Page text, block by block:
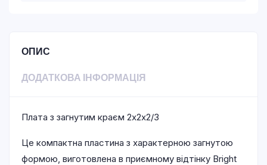
ОПИС
ДОДАТКОВА ІНФОРМАЦІЯ
Плата з загнутим краєм 2х2х2/3
Це компактна пластина з характерною загнутою
формою, виготовлена в приємному відтінку Bright